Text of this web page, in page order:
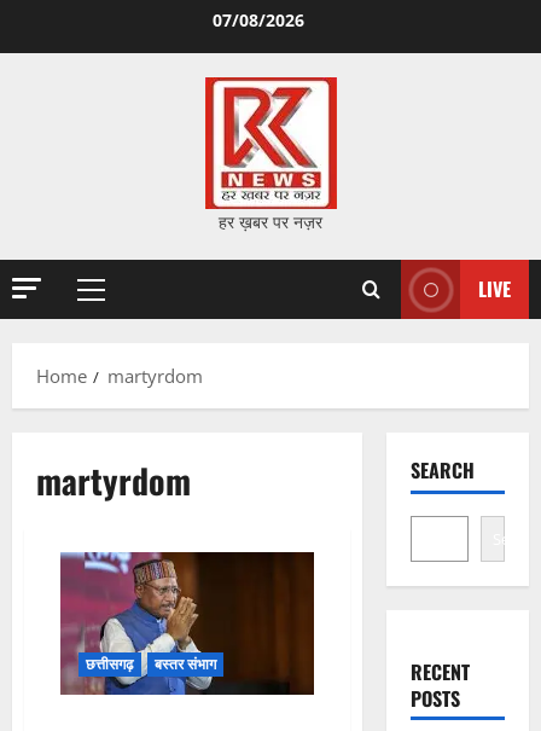
07/08/2026
हर ख़बर पर नज़र
Primary
LIVE
Home martyrdom
martyrdom
छत्तीसगढ़ बस्तर संभाग
SEARCH
Search
RECENT
POSTS